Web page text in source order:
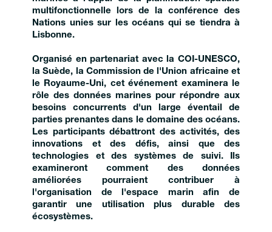
multifonctionnelle lors de la conférence des
Nations unies sur les océans qui se tiendra à
Lisbonne.
Organisé en partenariat avec la COI-UNESCO,
la Suède, la Commission de l'Union africaine et
le Royaume-Uni, cet événement examinera le
rôle des données marines pour répondre aux
besoins concurrents d'un large éventail de
parties prenantes dans le domaine des océans.
Les participants débattront des activités, des
innovations et des défis, ainsi que des
technologies et des systèmes de suivi. Ils
examineront comment des données
améliorées pourraient contribuer à
l'organisation de l'espace marin afin de
garantir une utilisation plus durable des
écosystèmes.